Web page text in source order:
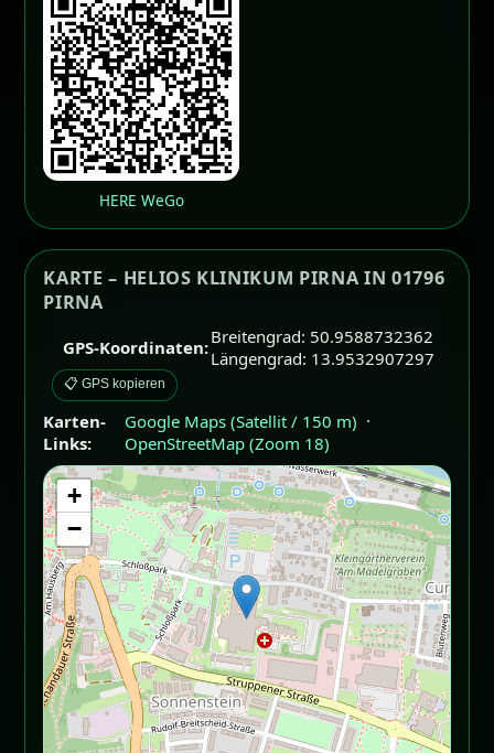
HERE WeGo
KARTE – HELIOS KLINIKUM PIRNA IN 01796
PIRNA
GPS-Koordinaten:Breitengrad: 50.9588732362
Längengrad: 13.9532907297
📋 GPS kopieren
Karten-
Links:
Google Maps (Satellit / 150 m) ·
OpenStreetMap (Zoom 18)
+
−